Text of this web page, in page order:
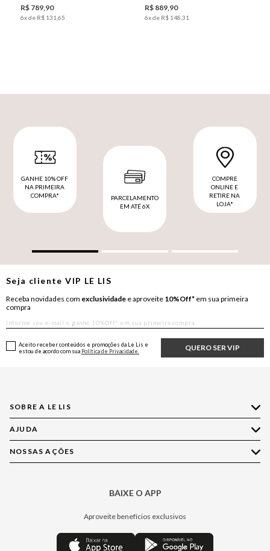
R$ 789 90
6x de R$ 131 65
R$ 889 90
6x de R$ 148 31
GANHE 10% OFF
NA PRIMEIRA
COMPRA*
PARCELAMENTO
EM ATÉ 6X
COMPRE
ONLINE E
RETIRE NA
LOJA*
Seja clienteVIP LE LIS
Receba novidades com exclusividade e aproveite 10%Off* em sua primeira
compra
QUERO SER VIP
Aceito receber conteúdos e promoções da Le Lis e
estou de acordo com sua Política de Privacidade.
SOBRE A LE LIS
Quem Somos
Nossas Lojas
Política de Privacidade
Central de Preferências
AJUDA
Compre pelo WhatsApp
Central de Relacionamento
Regulamentos
NOSSAS AÇÕES
BAIXE O APP
Aproveite benefícios exclusivos